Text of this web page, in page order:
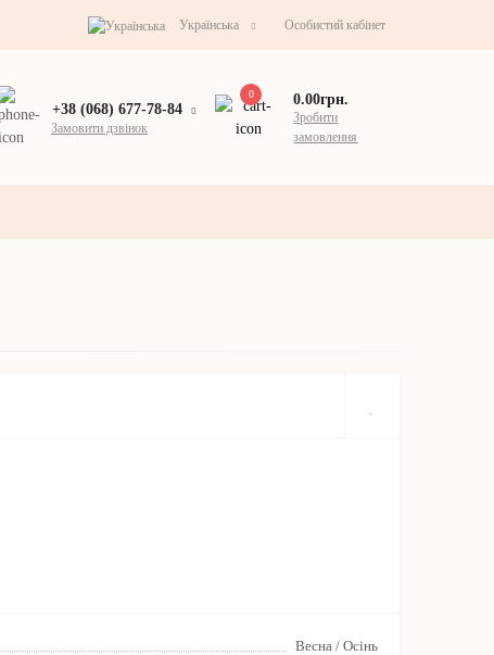
Українська Особистий кабінет
+38 (068) 677-78-84
Замовити дзвінок
0 0.00грн.
Зробити
замовлення
Весна / Осінь